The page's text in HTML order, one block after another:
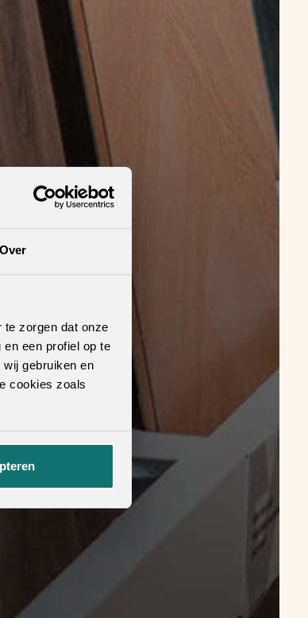
Over
zorgen dat onze
een profiel op te
wij gebruiken en
cookies zoals